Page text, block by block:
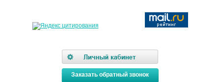
Заказать обратный звонок